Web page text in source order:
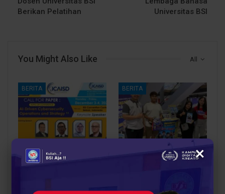
Berikan Pelatihan
Universitas BSI
All
You Might Also Like
BERITA
UBSI Buka Call for
Papers ICAISD 2026,
BERITA
Siap Kuliah Berkualitas?
×